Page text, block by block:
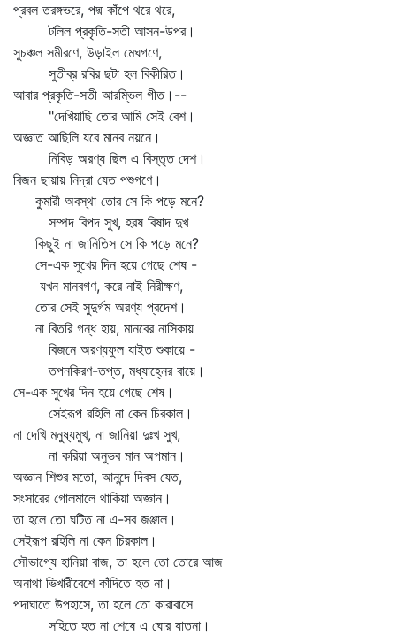
প্রবল তরঙ্গভরে, পদ্ম কাঁপে থরে থরে,
টলিল প্রকৃতি-সতী আসন-উপর।
সুচঞ্চল সমীরণে, উড়াইল মেঘগণে,
সুতীব্র রবির ছটা হল বিকীরিত।
আবার প্রকৃতি-সতী আরম্ভিল গীত।--
"দেখিয়াছি তোর আমি সেই বেশ।
অজ্ঞাত আছিলি যবে মানব নয়নে।
নিবিড় অরণ্য ছিল এ বিস্তৃত দেশ।
বিজন ছায়ায় নিদ্রা যেত পশুগণে।
কুমারী অবস্থা তোর সে কি পড়ে মনে?
সম্পদ বিপদ সুখ, হরষ বিষাদ দুখ
কিছুই না জানিতিস সে কি পড়ে মনে?
সে-এক সুখের দিন হয়ে গেছে শেষ -
যখন মানবগণ, করে নাই নিরীক্ষণ,
তোর সেই সুদুর্গম অরণ্য প্রদেশ।
না বিতরি গন্ধ হায়, মানবের নাসিকায়
বিজনে অরণ্যফুল যাইত শুকায়ে -
তপনকিরণ-তপ্ত, মধ্যাহ্নের বায়ে।
সে-এক সুখের দিন হয়ে গেছে শেষ।
সেইরূপ রহিলি না কেন চিরকাল।
না দেখি মনুষ্যমুখ, না জানিয়া দুঃখ সুখ,
না করিয়া অনুভব মান অপমান।
অজ্ঞান শিশুর মতো, আনন্দে দিবস যেত,
সংসারের গোলমালে থাকিয়া অজ্ঞান।
তা হলে তো ঘটিত না এ-সব জঞ্জাল।
সেইরূপ রহিলি না কেন চিরকাল।
সৌভাগ্যে হানিয়া বাজ, তা হলে তো তোরে আজ
অনাথা ভিখারীবেশে কাঁদিতে হত না।
পদাঘাতে উপহাসে, তা হলে তো কারাবাসে
সহিতে হত না শেষে এ ঘোর যাতনা।